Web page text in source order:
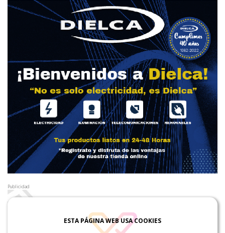
Publicidad
ESTA PÁGINA WEB USA COOKIES